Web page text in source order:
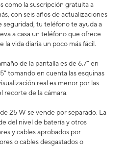
como la suscripción gratuita a
con seis años de actualizaciones
seguridad, tu teléfono te ayuda a
a casa un teléfono que ofrece
la vida diaria un poco más fácil.
de la pantalla es de 6.7" en
tomando en cuenta las esquinas
real es menor por las
recorte de la cámara.
25 W se vende por separado. La
del nivel de batería y otros
y cables aprobados por
o cables desgastados o